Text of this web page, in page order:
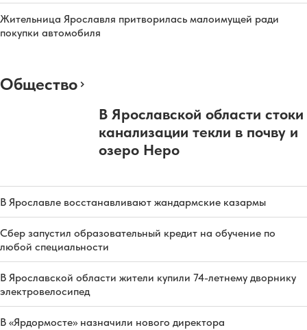
Жительница Ярославля притворилась малоимущей ради
покупки автомобиля
Общество
В Ярославской области стоки
канализации текли в почву и
озеро Неро
В Ярославле восстанавливают жандармские казармы
Сбер запустил образовательный кредит на обучение по
любой специальности
В Ярославской области жители купили 74-летнему дворнику
электровелосипед
В «Ярдормосте» назначили нового директора